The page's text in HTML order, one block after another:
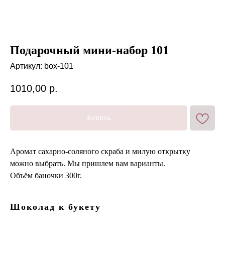
Подарочный мини-набор 101
Артикул: box-101
1010,00 р.
Аромат сахарно-соляного скраба и милую открытку
можно выбрать. Мы пришлем вам варианты.
Объём баночки 300г.
Шоколад к букету